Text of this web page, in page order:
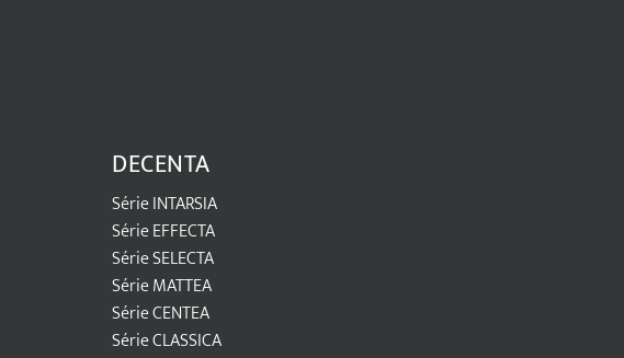
DECENTA
Série INTARSIA
Série EFFECTA
Série SELECTA
Série MATTEA
Série CENTEA
Série CLASSICA